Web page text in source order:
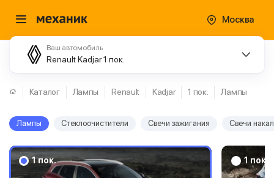
Москва
Ваш автомобиль
Renault Kadjar 1 пок.
Каталог Лампы Renault Kadjar 1 пок. Лампы
Лампы Стеклоочистители Свечи зажигания Свечи
1 пок. 1 пок.